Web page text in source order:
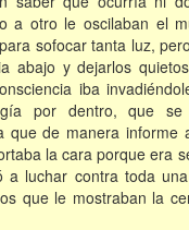
a otro le oscilaban el
sofocar tanta luz,
abajo y dejarlos
iba
por dentro, que
que de manera informe
la cara porque era
a luchar contra toda
que le mostraban la